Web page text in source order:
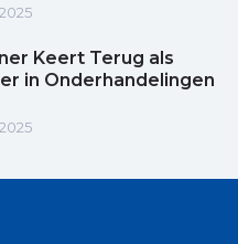
Keert Terug als
in Onderhandelingen